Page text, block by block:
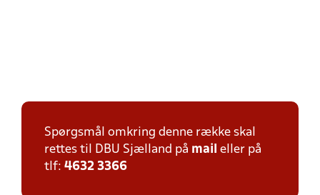
Spørgsmål omkring denne række skal
rettes til DBU Sjælland på mail eller på
tlf: 4632 3366